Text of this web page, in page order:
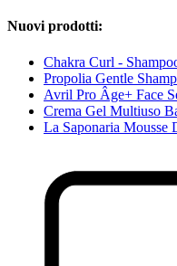
Nuovi prodotti:
Chakra Curl -
Propolia Gentle
Avril Pro Âge+ Face
Crema Gel Multiuso
La Saponaria Mousse